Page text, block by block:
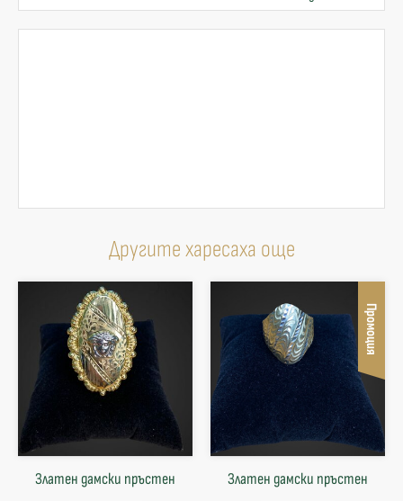
Другите харесаха още
Златен дамски пръстен
Промоция
Златен дамски пръстен